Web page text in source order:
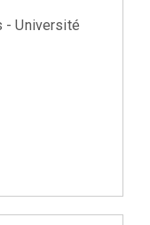
- Université